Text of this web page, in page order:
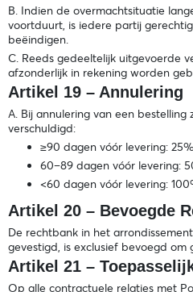
B. Indien de overmachtsituatie
voortduurt, is iedere partij
beëindigen.
C. Reeds gedeeltelijk uitgevoerde
afzonderlijk in rekening worden
Artikel 19 – Annulering
A. Bij annulering van een
verschuldigd:
≥90 dagen vóór levering:
60–89 dagen vóór levering:
<60 dagen vóór levering:
Artikel 20 – Bevoegde
De rechtbank in het
gevestigd, is exclusief bevoegd om
Artikel 21 –
Op alle contractuele relaties met